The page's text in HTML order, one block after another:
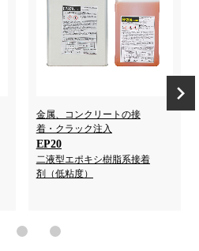
金属、コンクリートの接
着・クラック注入
EP20
二液型エポキシ樹脂系接着
剤（低粘度）